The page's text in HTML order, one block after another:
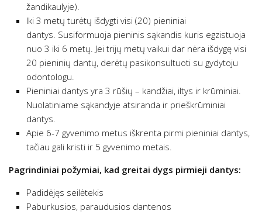
žandikaulyje).
Iki 3 metų turėtų išdygti visi (20) pieniniai
dantys. Susiformuoja pieninis sąkandis kuris egzistuoja
nuo 3 iki 6 metų. Jei trijų metų vaikui dar nėra išdygę visi
20 pieninių dantų, derėtų pasikonsultuoti su gydytoju
odontologu.
Pieniniai dantys yra 3 rūšių – kandžiai, iltys ir krūminiai.
Nuolatiniame sąkandyje atsiranda ir prieškrūminiai
dantys.
Apie 6-7 gyvenimo metus iškrenta pirmi pieniniai dantys,
tačiau gali kristi ir 5 gyvenimo metais.
Pagrindiniai požymiai, kad greitai dygs pirmieji dantys:
Padidėjęs seilėtekis
Paburkusios, paraudusios dantenos